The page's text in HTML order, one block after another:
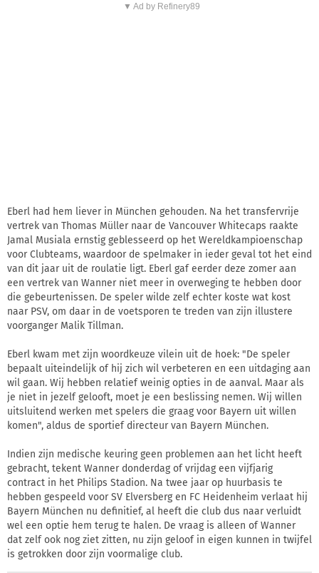
▼ Ad by Refinery89
Eberl had hem liever in München gehouden. Na het transfervrije
vertrek van Thomas Müller naar de Vancouver Whitecaps raakte
Jamal Musiala ernstig geblesseerd op het Wereldkampioenschap
voor Clubteams, waardoor de spelmaker in ieder geval tot het eind
van dit jaar uit de roulatie ligt. Eberl gaf eerder deze zomer aan
een vertrek van Wanner niet meer in overweging te hebben door
die gebeurtenissen. De speler wilde zelf echter koste wat kost
naar PSV, om daar in de voetsporen te treden van zijn illustere
voorganger Malik Tillman.
Eberl kwam met zijn woordkeuze vilein uit de hoek: "De speler
bepaalt uiteindelijk of hij zich wil verbeteren en een uitdaging aan
wil gaan. Wij hebben relatief weinig opties in de aanval. Maar als
je niet in jezelf gelooft, moet je een beslissing nemen. Wij willen
uitsluitend werken met spelers die graag voor Bayern uit willen
komen", aldus de sportief directeur van Bayern München.
Indien zijn medische keuring geen problemen aan het licht heeft
gebracht, tekent Wanner donderdag of vrijdag een vijfjarig
contract in het Philips Stadion. Na twee jaar op huurbasis te
hebben gespeeld voor SV Elversberg en FC Heidenheim verlaat hij
Bayern München nu definitief, al heeft die club dus naar verluidt
wel een optie hem terug te halen. De vraag is alleen of Wanner
dat zelf ook nog ziet zitten, nu zijn geloof in eigen kunnen in twijfel
is getrokken door zijn voormalige club.